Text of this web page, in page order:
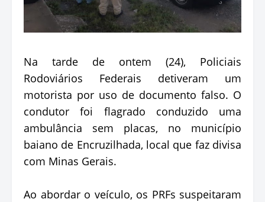
Na tarde de ontem (24), Policiais
Rodoviários Federais detiveram um
motorista por uso de documento falso. O
condutor foi flagrado conduzido uma
ambulância sem placas, no município
baiano de Encruzilhada, local que faz divisa
com Minas Gerais.
Ao abordar o veículo, os PRFs suspeitaram